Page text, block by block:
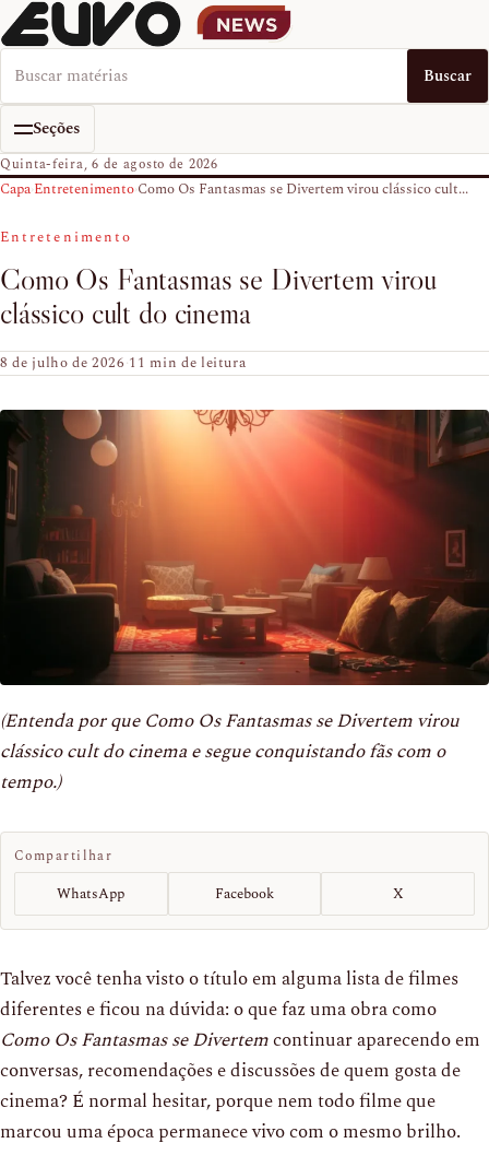
Buscar no EUVO News Buscar
Seções
Quinta-feira, 6 de agosto de 2026
Capa›Entretenimento›Como Os Fantasmas se Divertem virou clássico cult...
Entretenimento
Como Os Fantasmas se Divertem virou
clássico cult do cinema
8 de julho de 2026·11 min de leitura
(Entenda por que Como Os Fantasmas se Divertem virou
clássico cult do cinema e segue conquistando fãs com o
tempo.)
Compartilhar
WhatsApp Facebook X
Talvez você tenha visto o título em alguma lista de filmes
diferentes e ficou na dúvida: o que faz uma obra como
Como Os Fantasmas se Divertemcontinuar aparecendo em
conversas, recomendações e discussões de quem gosta de
cinema? É normal hesitar, porque nem todo filme que
marcou uma época permanece vivo com o mesmo brilho.